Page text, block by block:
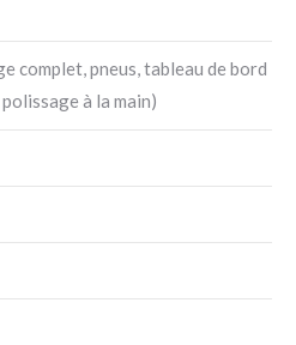
complet, pneus, tableau de bord
à la main)